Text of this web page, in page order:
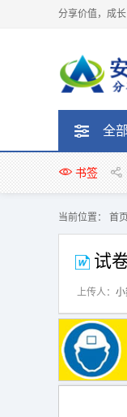
分享价值，成长
全
书签
当前位置： 首页
试
上传人：